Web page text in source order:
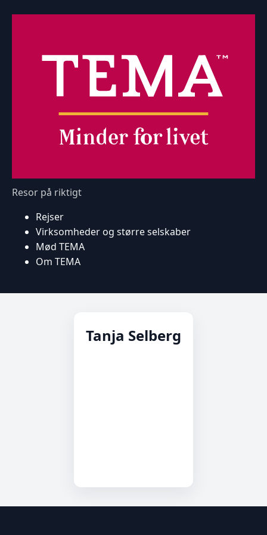
Resor på riktigt
Rejser
Virksomheder og større selskaber
Mød TEMA
Om TEMA
Tanja Selberg